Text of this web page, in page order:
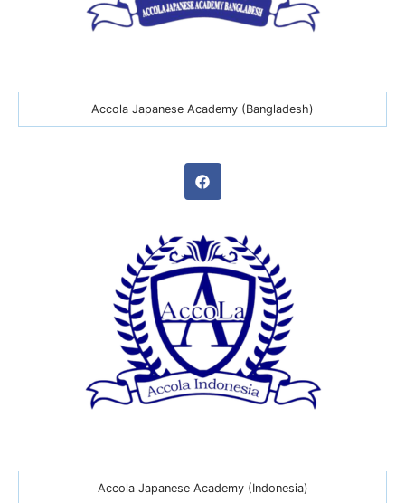
Accola Japanese Academy (Bangladesh)
Accola Japanese Academy (Indonesia)